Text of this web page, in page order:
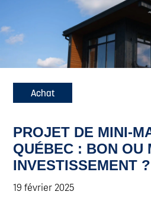
Achat
PROJET DE MINI-
QUÉBEC : BON OU
INVESTISSEMENT ?
19 février 2025